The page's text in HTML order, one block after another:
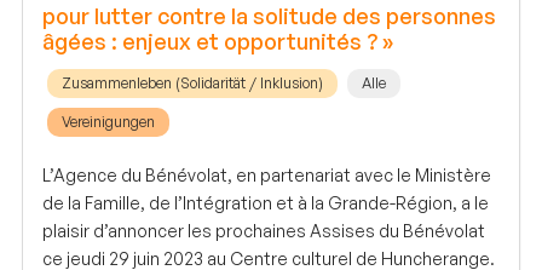
pour lutter contre la solitude des personnes
âgées : enjeux et opportunités ? »
Zusammenleben (Solidarität / Inklusion) Alle
Vereinigungen
L’Agence du Bénévolat, en partenariat avec le Ministère
de la Famille, de l’Intégration et à la Grande-Région, a le
plaisir d’annoncer les prochaines Assises du Bénévolat
ce jeudi 29 juin 2023 au Centre culturel de Huncherange.